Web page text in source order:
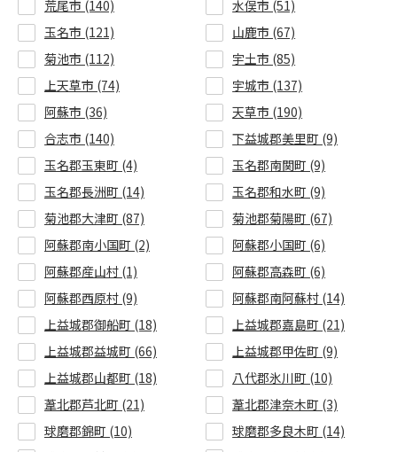
荒尾市 (140)
水俣市 (51)
玉名市 (121)
山鹿市 (67)
菊池市 (112)
宇土市 (85)
上天草市 (74)
宇城市 (137)
阿蘇市 (36)
天草市 (190)
合志市 (140)
下益城郡美里町 (9)
玉名郡玉東町 (4)
玉名郡南関町 (9)
玉名郡長洲町 (14)
玉名郡和水町 (9)
菊池郡大津町 (87)
菊池郡菊陽町 (67)
阿蘇郡南小国町 (2)
阿蘇郡小国町 (6)
阿蘇郡産山村 (1)
阿蘇郡高森町 (6)
阿蘇郡西原村 (9)
阿蘇郡南阿蘇村 (14)
上益城郡御船町 (18)
上益城郡嘉島町 (21)
上益城郡益城町 (66)
上益城郡甲佐町 (9)
上益城郡山都町 (18)
八代郡氷川町 (10)
葦北郡芦北町 (21)
葦北郡津奈木町 (3)
球磨郡錦町 (10)
球磨郡多良木町 (14)